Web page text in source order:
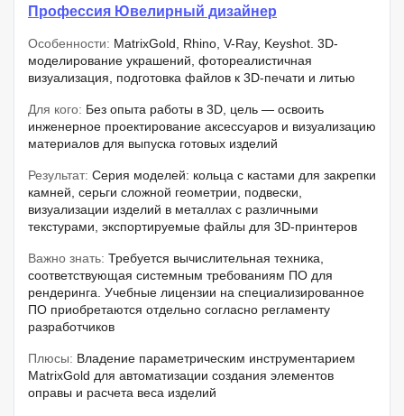
Профессия Ювелирный дизайнер
Особенности: MatrixGold, Rhino, V-Ray, Keyshot. 3D-
моделирование украшений, фотореалистичная
визуализация, подготовка файлов к 3D-печати и литью
Для кого: Без опыта работы в 3D, цель — освоить
инженерное проектирование аксессуаров и визуализацию
материалов для выпуска готовых изделий
Результат: Серия моделей: кольца с кастами для закрепки
камней, серьги сложной геометрии, подвески,
визуализации изделий в металлах с различными
текстурами, экспортируемые файлы для 3D-принтеров
Важно знать: Требуется вычислительная техника,
соответствующая системным требованиям ПО для
рендеринга. Учебные лицензии на специализированное
ПО приобретаются отдельно согласно регламенту
разработчиков
Плюсы: Владение параметрическим инструментарием
MatrixGold для автоматизации создания элементов
оправы и расчета веса изделий